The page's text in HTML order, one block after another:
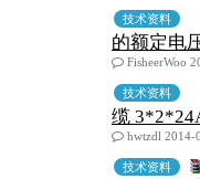
技术资料
的额定电
FisheerWoo
技术资料
缆
hwtzdl 2014-
技术资料